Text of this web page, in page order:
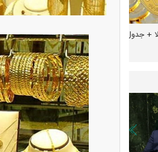
قیمت دلار، یورو و سایر ارز‌ها + جدول